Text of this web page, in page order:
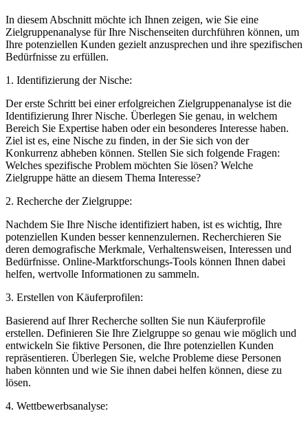
In diesem Abschnitt möchte ich Ihnen zeigen, wie ⁢Sie eine
Zielgruppenanalyse ‌für Ihre Nischenseiten ‍durchführen ⁤können, um
Ihre potenziellen⁤ Kunden gezielt ‌anzusprechen und ‍ihre spezifischen
Bedürfnisse zu erfüllen.
1. Identifizierung ‍der ⁤Nische:
Der erste Schritt bei⁢ einer erfolgreichen ⁢Zielgruppenanalyse ist die
Identifizierung Ihrer ⁣Nische. Überlegen Sie genau, in welchem⁢
Bereich‌ Sie Expertise haben‌ oder⁤ ein besonderes Interesse ⁢haben.‌
Ziel ist⁣ es, eine ​Nische zu ​finden, in der Sie ‌sich von ⁢der ​
Konkurrenz abheben ​können. Stellen Sie sich⁢ folgende Fragen:
⁣Welches spezifische Problem⁢ möchten⁤ Sie lösen?⁣ Welche
Zielgruppe ⁤hätte an diesem ⁢Thema Interesse?
2. Recherche ⁣der Zielgruppe:
Nachdem Sie‍ Ihre Nische identifiziert haben, ist es wichtig, ⁤Ihre
potenziellen Kunden besser kennenzulernen. Recherchieren⁤ Sie
‌deren demografische Merkmale,‌ Verhaltensweisen, Interessen und
Bedürfnisse. ⁣Online-Marktforschungs-Tools können ⁣Ihnen dabei⁤
helfen, wertvolle Informationen ​zu ⁢sammeln.
3. Erstellen ‌von ​Käuferprofilen:
Basierend auf Ihrer ⁢Recherche sollten⁤ Sie nun Käuferprofile
erstellen. Definieren Sie Ihre Zielgruppe so​ genau wie⁤ möglich und
entwickeln ‌Sie ‍fiktive Personen,‍ die Ihre potenziellen Kunden
repräsentieren. Überlegen Sie, welche Probleme‍ diese Personen
haben könnten⁣ und wie ⁤Sie⁢ ihnen dabei helfen können, diese zu
⁤lösen.
4. Wettbewerbsanalyse: